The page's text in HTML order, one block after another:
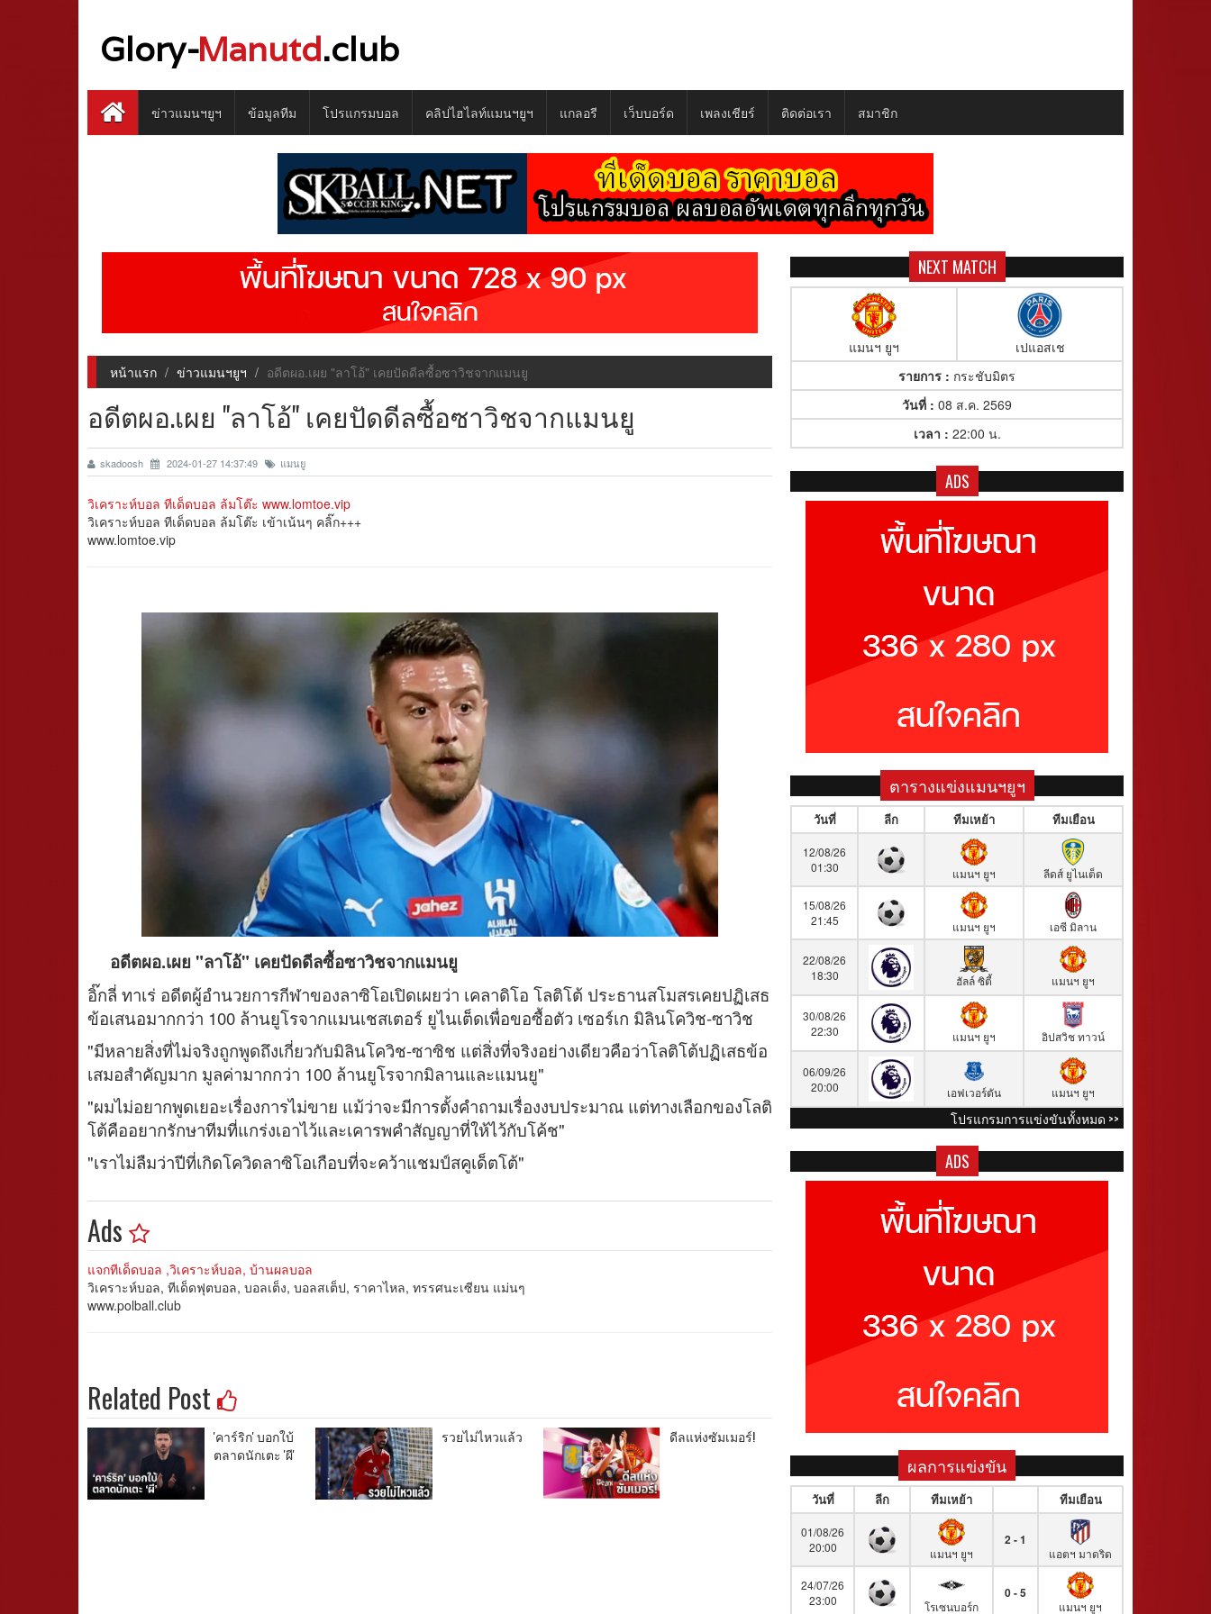
Glory-Manutd.club
ข่าวแมนฯยูฯ ข้อมูลทีม โปรแกรมบอล คลิปไฮไลท์แมนฯยูฯ แกลอรี เว็บบอร์ด เพลงเชียร์ ติดต่อเรา สมาชิก
หน้าแรก ข่าวแมนฯยูฯ อดีตผอ.เผย "ลาโอ้" เคยปัดดีลซื้อซาวิชจากแมนยู
อดีตผอ.เผย "ลาโอ้" เคยปัดดีลซื้อซาวิชจากแมนยู
skadoosh 2024-01-27 14:37:49 แมนยู
วิเคราะห์บอล ทีเด็ดบอล ล้มโต๊ะ www.lomtoe.vip
วิเคราะห์บอล ทีเด็ดบอล ล้มโต๊ะ เข้าเน้นๆ คลิ๊ก+++
www.lomtoe.vip
อดีตผอ.เผย "ลาโอ้" เคยปัดดีลซื้อซาวิชจากแมนยู
อิ๊กลี่ ทาเร่ อดีตผู้อำนวยการกีฬาของลาซิโอเปิดเผยว่า เคลาดิโอ โลติโต้ ประธานสโมสรเคยปฏิเสธ
ข้อเสนอมากกว่า 100 ล้านยูโรจากแมนเชสเตอร์ ยูไนเต็ดเพื่อขอซื้อตัว เซอร์เก มิลินโควิช-ซาวิช
"มีหลายสิ่งที่ไม่จริงถูกพูดถึงเกี่ยวกับมิลินโควิช-ซาซิช แต่สิ่งที่จริงอย่างเดียวคือว่าโลติโต้ปฏิเสธข้อ
เสมอสำคัญมาก มูลค่ามากกว่า 100 ล้านยูโรจากมิลานและแมนยู"
"ผมไม่อยากพูดเยอะเรื่องการไม่ขาย แม้ว่าจะมีการตั้งคำถามเรื่องงบประมาณ แต่ทางเลือกของโลติ
โต้คืออยากรักษาทีมที่แกร่งเอาไว้และเคารพคำสัญญาที่ให้ไว้กับโค้ช"
"เราไม่ลืมว่าปีที่เกิดโควิดลาซิโอเกือบที่จะคว้าแชมป์สคูเด็ตโต้"
Ads
แจกทีเด็ดบอล ,วิเคราะห์บอล, บ้านผลบอล
วิเคราะห์บอล, ทีเด็ดฟุตบอล, บอลเต็ง, บอลสเต็ป, ราคาไหล, ทรรศนะเซียน แม่นๆ
www.polball.club
Related Post
'คาร์ริก' บอกใบ้
ตลาดนักเตะ 'ผี'
รวยไม่ไหวแล้ว ดีลแห่งซัมเมอร์!
NEXT MATCH
แมนฯ ยูฯ
เปแอสเช
รายการ : กระชับมิตร
วันที่ : 08 ส.ค. 2569
เวลา : 22:00 น.
ADS
ตารางแข่งแมนฯยูฯ
วันที่ ลีก ทีมเหย้า ทีมเยือน
12/08/26
01:30
แมนฯ ยูฯ ลีดส์ ยูไนเต็ด
15/08/26
21:45
แมนฯ ยูฯ เอซี มิลาน
22/08/26
18:30
ฮัลล์ ซิตี้ แมนฯ ยูฯ
30/08/26
22:30
แมนฯ ยูฯ อิปสวิช ทาวน์
06/09/26
20:00
เอฟเวอร์ตัน แมนฯ ยูฯ
โปรแกรมการแข่งขันทั้งหมด >>
ADS
ผลการแข่งขัน
วันที่ ลีก ทีมเหย้า ทีมเยือน
01/08/26
20:00
แมนฯ ยูฯ
2 - 1
แอตฯ มาดริด
24/07/26
23:00
โรเซนบอร์ก
0 - 5
แมนฯ ยูฯ